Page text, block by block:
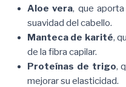
Aloe vera, que
suavidad del cabello.
Manteca de karité,
de la fibra capilar.
Proteínas de trigo,
mejorar su elasticidad.